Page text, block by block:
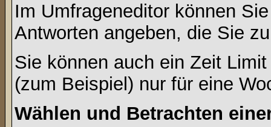
Im Umfrageneditor können
Antworten angeben, die Sie
Sie können auch ein Zeit
(zum Beispiel) nur für eine
Wählen und Betrachten